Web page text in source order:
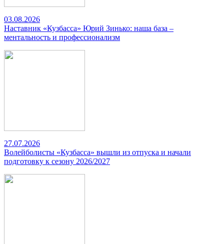
03.08.2026
Наставник «Кузбасса» Юрий Зинько: наша база –
ментальность и профессионализм
27.07.2026
Волейболисты «Кузбасса» вышли из отпуска и начали
подготовку к сезону 2026/2027